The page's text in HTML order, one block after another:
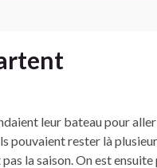
leur bateau pour
rester là
la saison. On est ensuite